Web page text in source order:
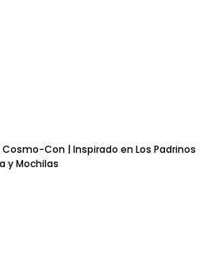
Con | Inspirado en Los Padrinos
y Mochilas